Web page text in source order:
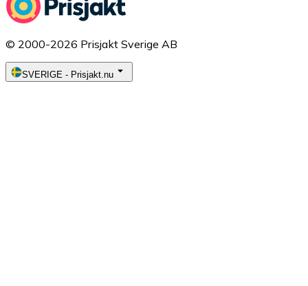
© 2000-2026 Prisjakt Sverige AB
SVERIGE - Prisjakt.nu